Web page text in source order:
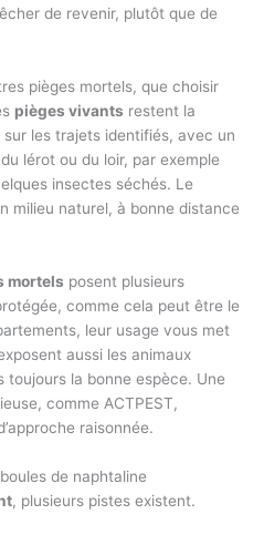
de revenir, plutôt que de
pièges mortels, que choisir
pièges vivants restent la
les trajets identifiés, avec un
lérot ou du loir, par exemple
insectes séchés. Le
milieu naturel, à bonne distance
mortels posent plusieurs
comme cela peut être le
leur usage vous met
aussi les animaux
la bonne espèce. Une
comme ACTPEST,
raisonnée.
de naphtaline
, plusieurs pistes existent.